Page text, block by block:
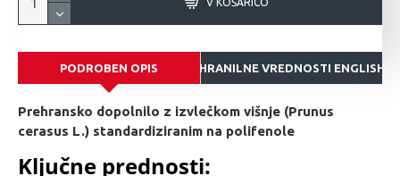
PODROBEN OPIS HRANILNE VREDNOSTI ENGLISH
Prehransko dopolnilo z izvlečkom višnje (Prunus
cerasus L.) standardiziranim na polifenole
Ključne prednosti: